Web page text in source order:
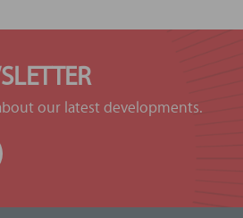
our latest developments.